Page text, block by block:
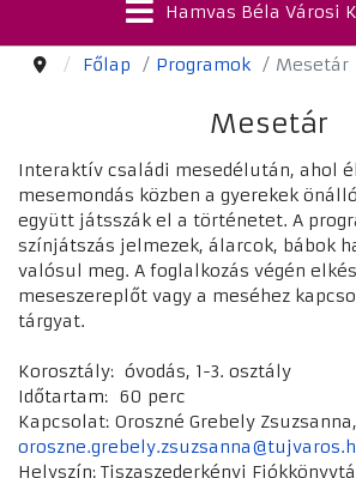
Hamvas Béla Városi
Főlap Programok Mesetár
Mesetár
Interaktív családi mesedélután, ahol
mesemondás közben a gyerekek
együtt játsszák el a történetet. A
színjátszás jelmezek, álarcok, bábok
valósul meg. A foglalkozás végén
meseszereplőt vagy a meséhez
tárgyat.
Korosztály: óvodás, 1-3. osztály
Időtartam: 60 perc
Kapcsolat: Oroszné Grebely Zsuzsanna,
Helyszín: Tiszaszederkényi